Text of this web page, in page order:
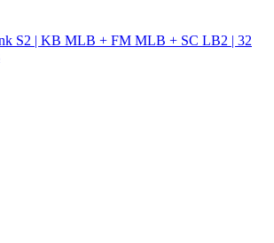
S2 | KB MLB + FM MLB + SC LB2 | 32